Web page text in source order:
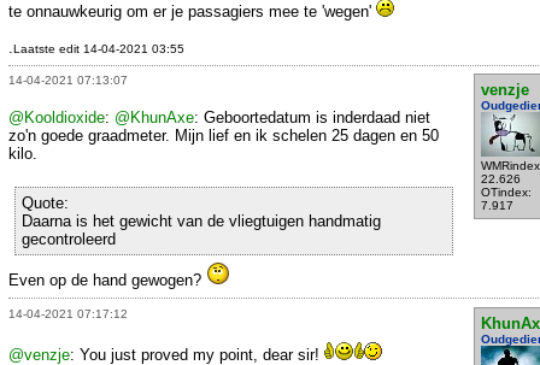
te onnauwkeurig om er je passagiers mee te 'wegen'
Laatste edit 14-04-2021 03:55
14-04-2021 07:13:07
venzje
22.626
OTindex:
7.917
@Kooldioxide: @KhunAxe: Geboortedatum is inderdaad niet
zo'n goede graadmeter. Mijn lief en ik schelen 25 dagen en 50
kilo.
Quote:
Daarna is het gewicht van de vliegtuigen handmatig
gecontroleerd
Even op de hand gewogen?
14-04-2021 07:17:12
@venzje: You just proved my point, dear sir!